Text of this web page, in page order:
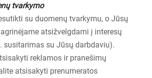
tvarkymo
su duomenų tvarkymu, o Jūsų
atsižvelgdami į interesų
susitarimas su Jūsų darbdaviu).
reklamos ir pranešimų
atsisakyti prenumeratos